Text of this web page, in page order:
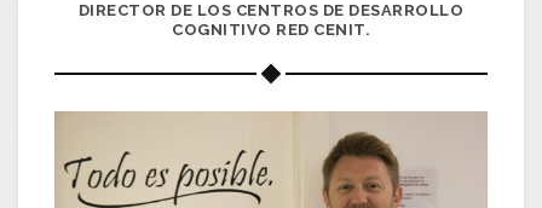
DIRECTOR DE LOS CENTROS DE DESARROLLO
COGNITIVO RED CENIT.